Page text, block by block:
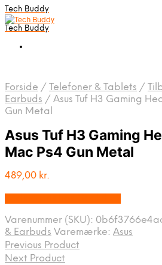
Tech Buddy
Tech Buddy
Forside / Telefoner & Tablets /
Earbuds / Asus Tuf H3 Gaming
Gun Metal
Asus Tuf H3 Gaming
Mac Ps4 Gun Metal
489,00 kr.
Varenummer (SKU):
& Earbuds Varemærke: Asus
Previous Product
Next Product